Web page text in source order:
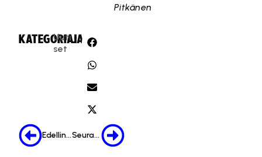
Pitkänen
KATEGORIA:
Uuti
set
JAA:
Edellinen Seuraava